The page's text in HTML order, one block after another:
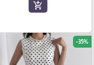
add_shopping_cart
-35%